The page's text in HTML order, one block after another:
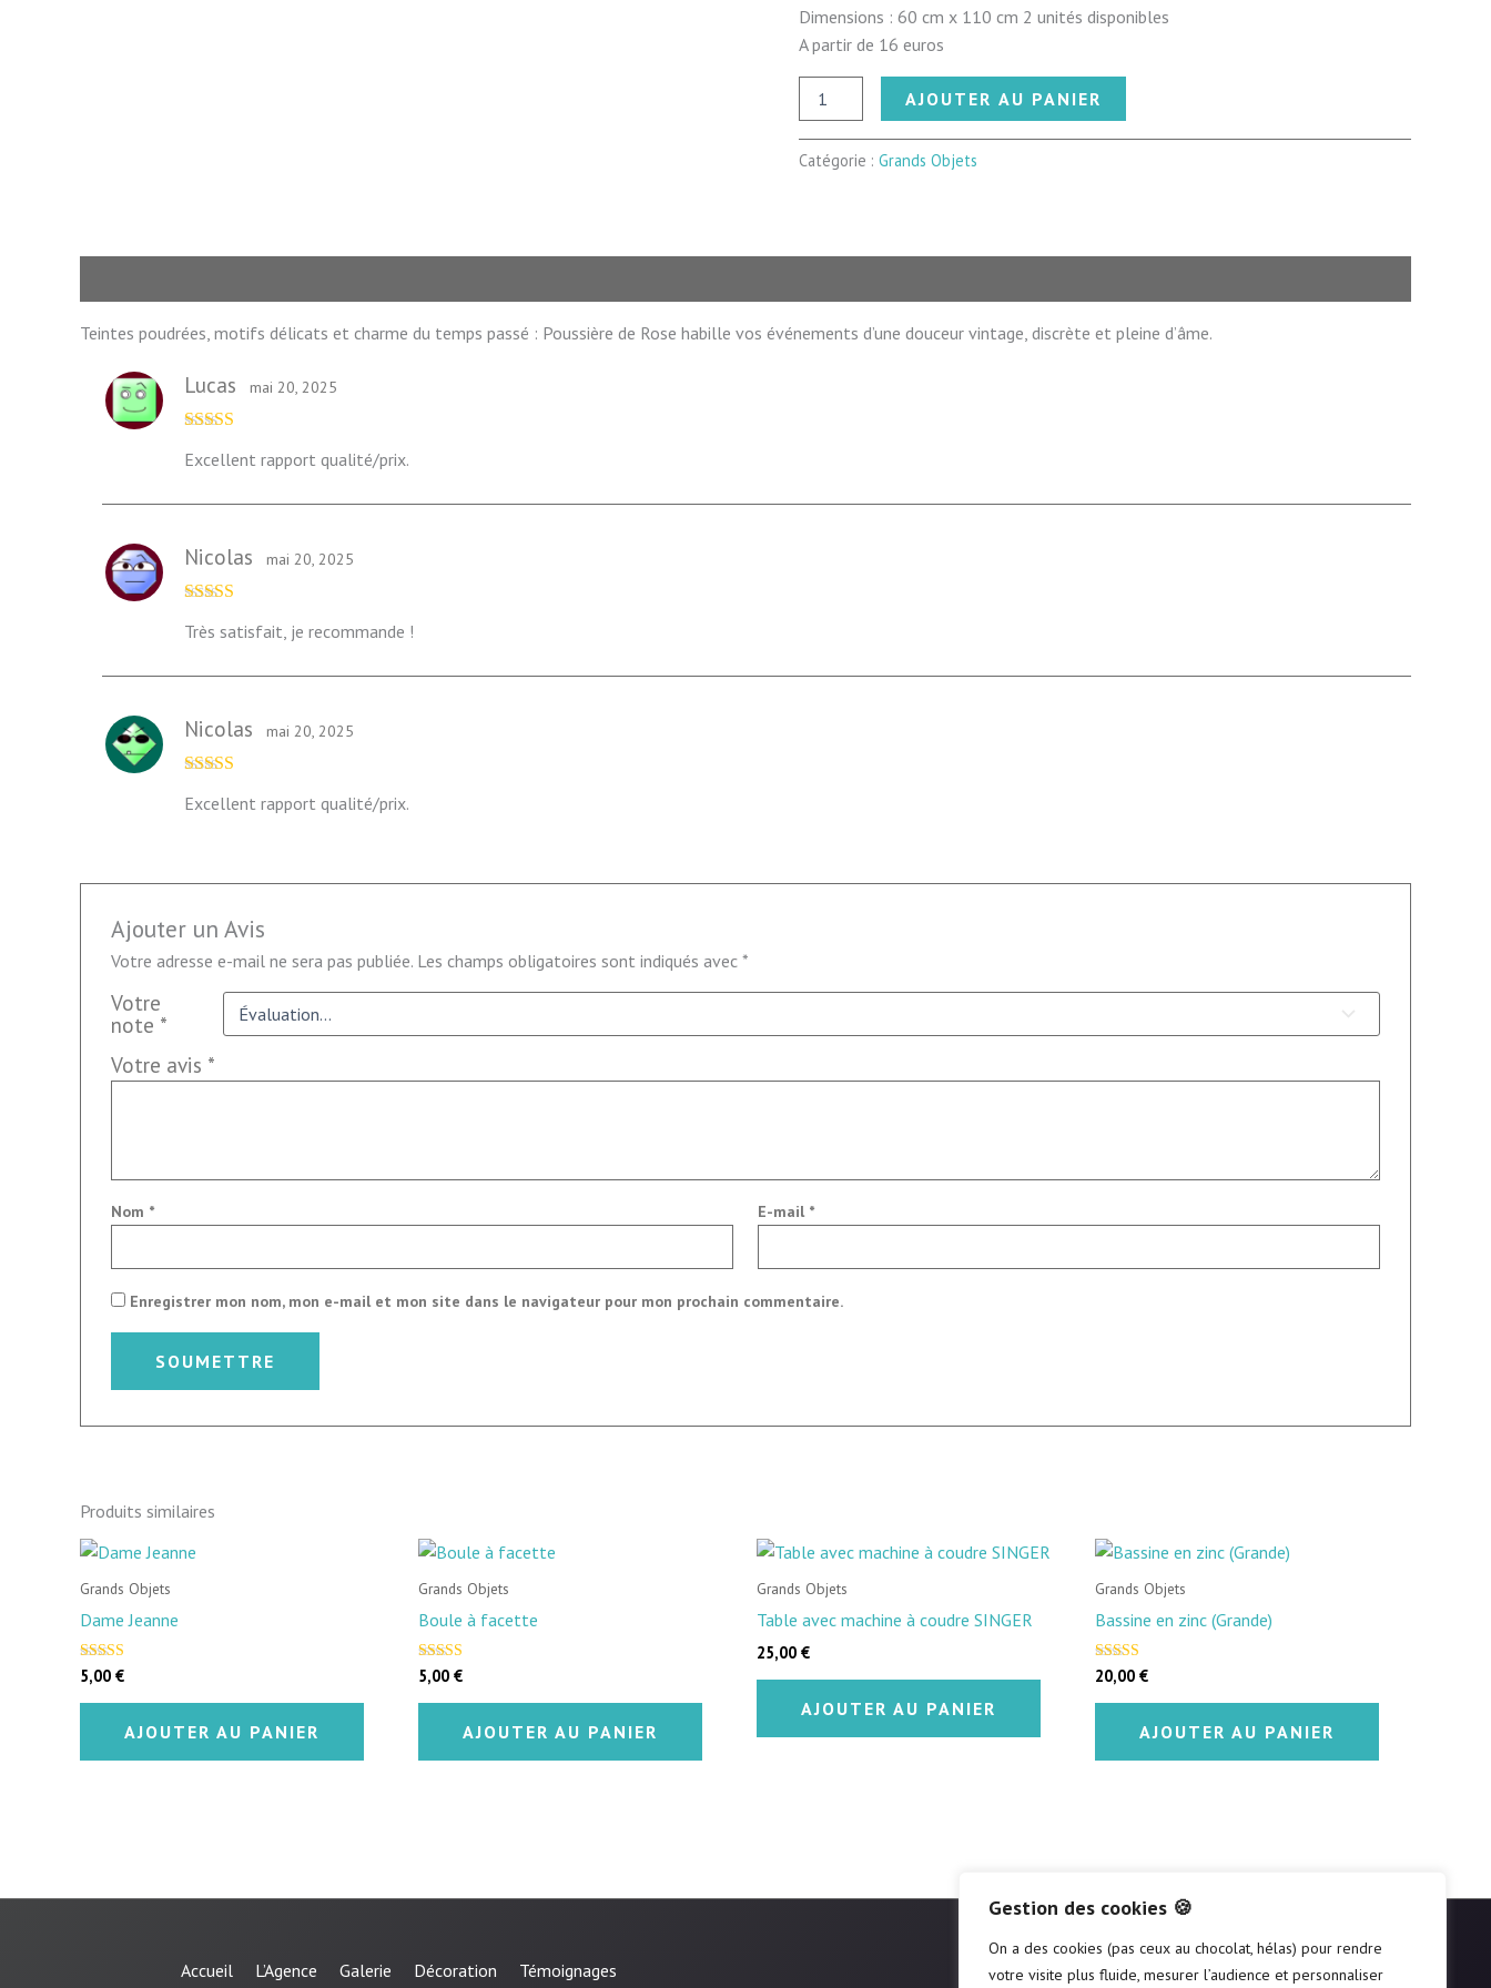
Gestion des cookies 🍪
On a des cookies (pas ceux au chocolat, hélas) pour rendre
votre visite plus fluide, mesurer l’audience et personnaliser
Dimensions : 60 cm x 110 cm 2 unités disponibles
​A partir de 16 euros
vintage
Poussière
AJOUTER AU PANIER
Catégorie : Grands Objets
Teintes poudrées, motifs délicats et charme du temps passé : Poussière de Rose habille vos événements d’une douceur vintage, discrète et pleine d’âme.
Lucas mai 20, 2025
Excellent rapport qualité/prix.
5
Nicolas mai 20, 2025
Très satisfait, je recommande !
5
Nicolas mai 20, 2025
Excellent rapport qualité/prix.
Ajouter un Avis
Votre adresse e-mail ne sera pas publiée. Les champs obligatoires sont indiqués avec *
Votre
note *
Votre avis *
Nom * E-mail *
Enregistrer mon nom, mon e-mail et mon site dans le navigateur pour mon prochain commentaire.
Produits similaires
Grands Objets
Dame Jeanne
Note
5.00
sur 5
5,00 €
AJOUTER AU PANIER
Grands Objets
Boule à facette
Note
4.50
sur 5
5,00 €
AJOUTER AU PANIER
Grands Objets
Table avec machine à coudre SINGER
25,00 €
AJOUTER AU PANIER
Grands Objets
Bassine en zinc (Grande)
Note
5.00
sur 5
20,00 €
AJOUTER AU PANIER
Accueil L’Agence Galerie Décoration
Témoignages
SUIVEZ-NOUS